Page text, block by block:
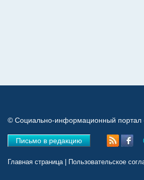
© Социально-информационный портал
Письмо в редакцию
Главная страница| Пользовательское